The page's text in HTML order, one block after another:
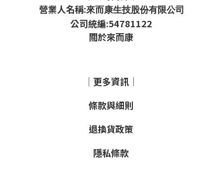
營業人名稱:來而康生技股份有限公司
公司統編:54781122
關於來而康
｜更多資訊｜
條款與細則
退換貨政策
隱私條款